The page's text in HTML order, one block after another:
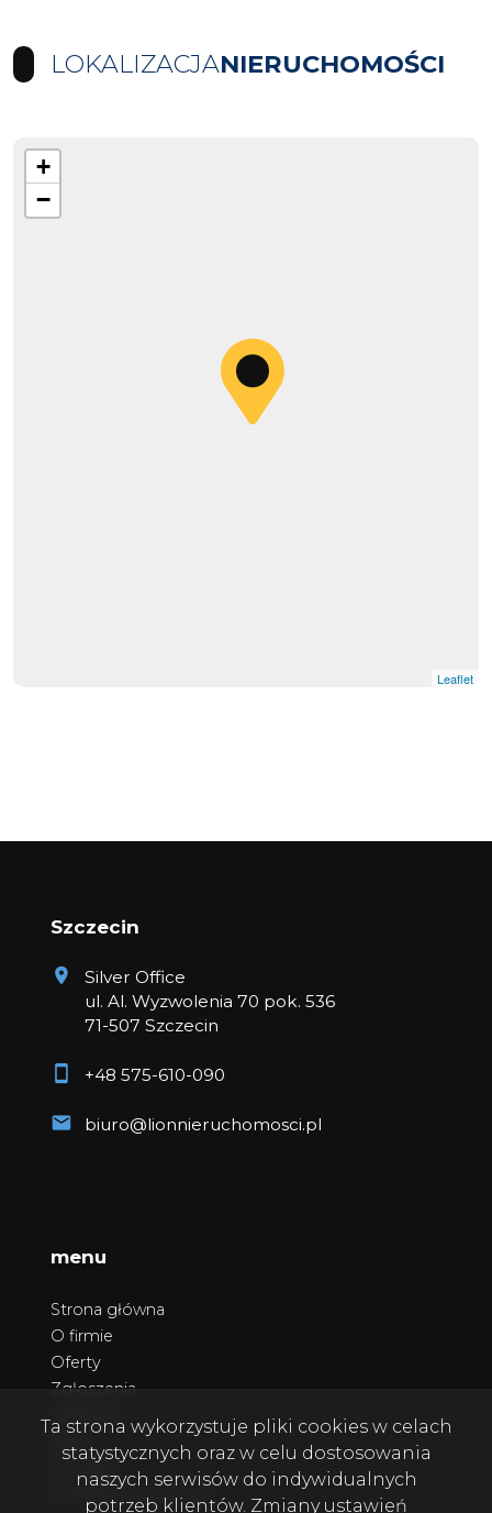
LOKALIZACJANIERUCHOMOŚCI
+
−
Leaflet
Szczecin
Silver Office
ul. Al. Wyzwolenia 70 pok. 536
71-507 Szczecin
+48 575-610-090
biuro@lionnieruchomosci.pl
menu
Strona główna
O firmie
Oferty
Zgłoszenia
Kontakt
Polityka prywatności
Ta strona wykorzystuje pliki cookies w celach
statystycznych oraz w celu dostosowania
naszych serwisów do indywidualnych
potrzeb klientów. Zmiany ustawień